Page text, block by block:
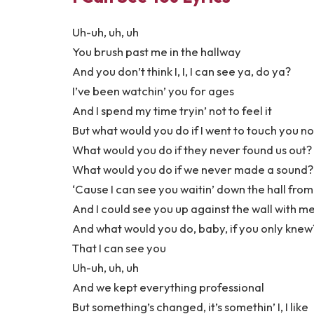
Uh-uh, uh, uh
You brush past me in the hallway
And you don’t think I, I, I can see ya, do ya?
I’ve been watchin’ you for ages
And I spend my time tryin’ not to feel it
But what would you do if I went to touch you
What would you do if they never found us out?
What would you do if we never made a sound?
‘Cause I can see you waitin’ down the hall
And I could see you up against the wall with me
And what would you do, baby, if you only
That I can see you
Uh-uh, uh, uh
And we kept everything professional
But something’s changed, it’s somethin’ I, I like